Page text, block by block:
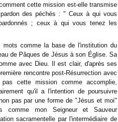
cette mission est-elle transmise
des péchés : " Ceux à qui vous
; ceux à qui vous tenez les
comme la base de l'institution du
de Pâques de Jésus à son Église. Sa
avec Dieu. Il est clair, d'après ses
rencontre post-Résurrection avec
cette mission comme accomplie,
qu'il a l'intention de poursuivre
pas par une forme de "Jésus et moi"
comme mon Seigneur et Sauveur
sacramentelle par l'intermédiaire de